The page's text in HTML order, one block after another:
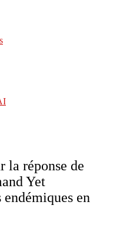
la réponse de
Yet
en